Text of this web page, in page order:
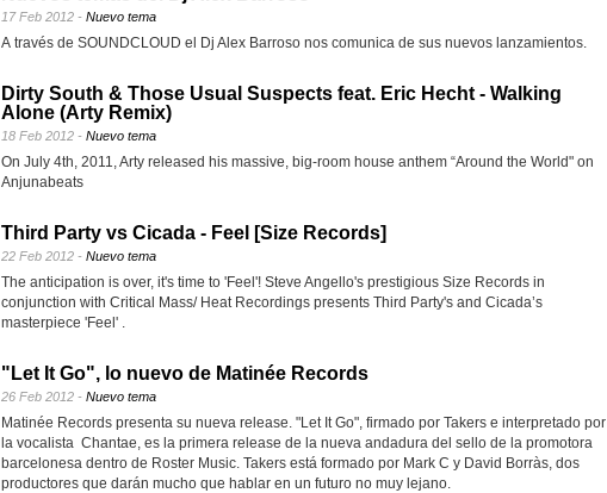
17 Feb 2012 - Nuevo tema
A través de SOUNDCLOUD el Dj Alex Barroso nos comunica de sus nuevos lanzamientos.
Dirty South & Those Usual Suspects feat. Eric Hecht - Walking
Alone (Arty Remix)
18 Feb 2012 - Nuevo tema
On July 4th, 2011, Arty released his massive, big-room house anthem “Around the World" on
Anjunabeats
Third Party vs Cicada - Feel [Size Records]
22 Feb 2012 - Nuevo tema
The anticipation is over, it's time to 'Feel'! Steve Angello's prestigious Size Records in
conjunction with Critical Mass/ Heat Recordings presents Third Party's and Cicada’s
masterpiece 'Feel' .
"Let It Go", lo nuevo de Matinée Records
26 Feb 2012 - Nuevo tema
Matinée Records presenta su nueva release. "Let It Go", firmado por Takers e interpretado por
la vocalista Chantae, es la primera release de la nueva andadura del sello de la promotora
barcelonesa dentro de Roster Music. Takers está formado por Mark C y David Borràs, dos
productores que darán mucho que hablar en un futuro no muy lejano.